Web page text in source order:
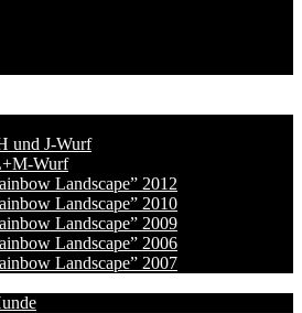
und J-Wurf
Wurf
Landscape” 2012
Landscape” 2010
Landscape” 2009
Landscape” 2006
Landscape” 2007